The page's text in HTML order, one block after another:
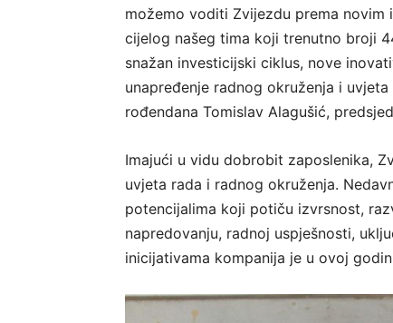
možemo voditi Zvijezdu prema
cijelog našeg tima koji trenutno broji
snažan investicijski ciklus, nove
unapređenje radnog okruženja i
rođendana Tomislav Alagušić,
Imajući u vidu dobrobit zaposlenika,
uvjeta rada i radnog okruženja.
potencijalima koji potiču izvrsnost,
napredovanju, radnoj uspješnosti,
inicijativama kompanija je u ovoj